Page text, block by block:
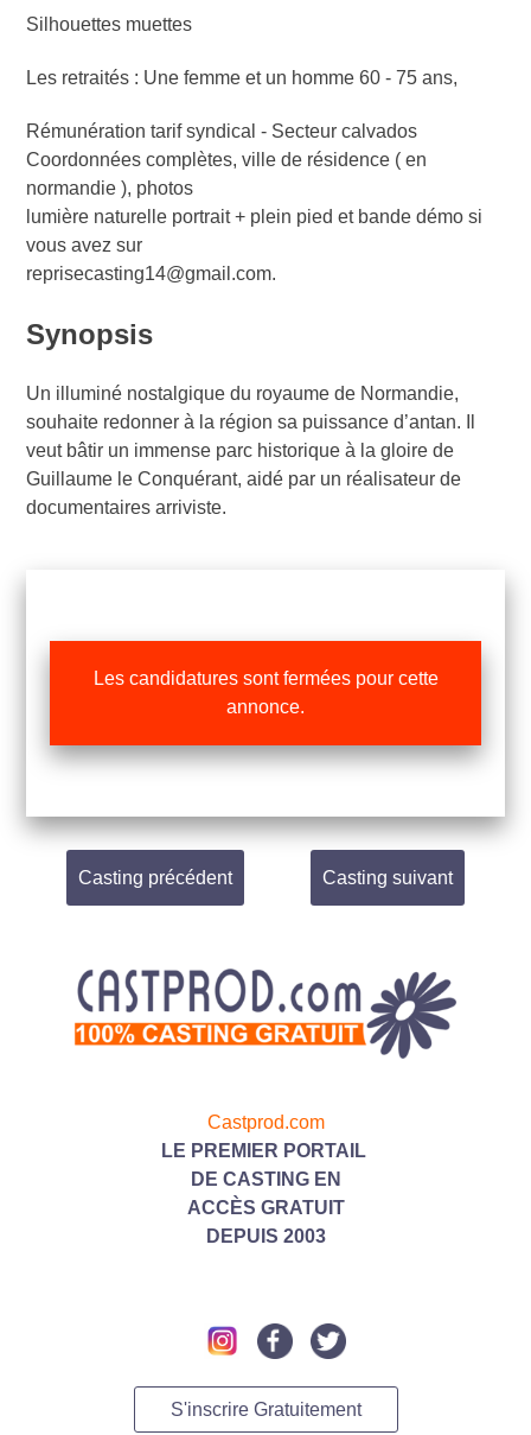
Silhouettes muettes
Les retraités : Une femme et un homme 60 - 75 ans,
Rémunération tarif syndical - Secteur calvados
Coordonnées complètes, ville de résidence ( en
normandie ), photos
lumière naturelle portrait + plein pied et bande démo si
vous avez sur
reprisecasting14@gmail.com.
Synopsis
Un illuminé nostalgique du royaume de Normandie,
souhaite redonner à la région sa puissance d’antan. Il
veut bâtir un immense parc historique à la gloire de
Guillaume le Conquérant, aidé par un réalisateur de
documentaires arriviste.
Les candidatures sont fermées pour cette
annonce.
Casting précédent Casting suivant
Castprod.com
LE PREMIER PORTAIL
DE CASTING EN
ACC ÈS GRATUIT
DEPUIS 2003
S'inscrire Gratuitement